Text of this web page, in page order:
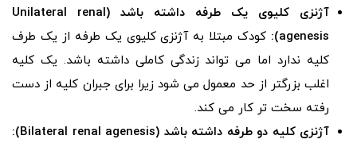
آژنزی کلیوی یک طرفه داشته باشد (Unilateral renal
agenesis
): کودک مبتلا به آژنزی کلیوی یک طرفه از یک طرف
کلیه ندارد اما می تواند زندگی کاملی داشته باشد. یک کلیه
اغلب بزرگتر از حد معمول می شود زیرا برای جبران کلیه از دست
رفته سخت تر کار می کند.
آژنزی کلیه دو طرفه داشته باشد (Bilateral renal agenesis
):